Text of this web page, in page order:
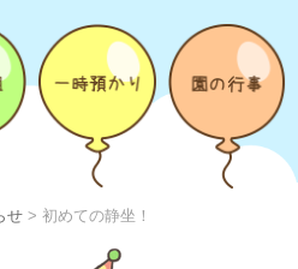
せ > 初めての静坐！